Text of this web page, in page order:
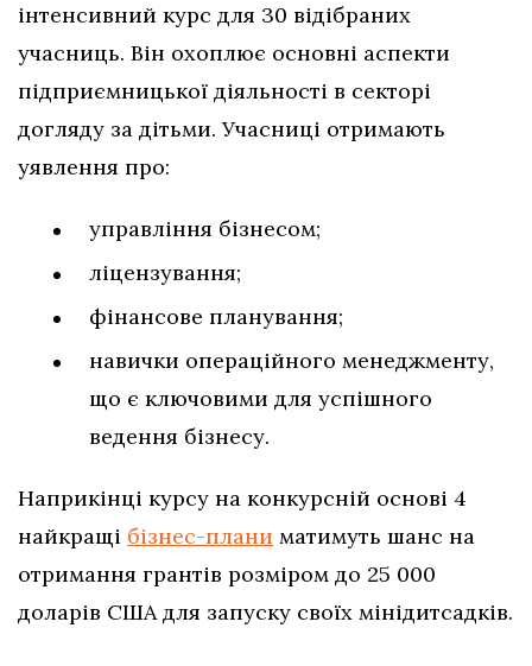
інтенсивний курс для 30 відібраних
учасниць. Він охоплює основні аспекти
підприємницької діяльності в секторі
догляду за дітьми. Учасниці отримають
уявлення про:
управління бізнесом;
ліцензування;
фінансове планування;
навички операційного менеджменту,
що є ключовими для успішного
ведення бізнесу.
Наприкінці курсу на конкурсній основі 4
найкращі бізнес-плани матимуть шанс на
отримання грантів розміром до 25 000
доларів США для запуску своїх мінідитсадків.